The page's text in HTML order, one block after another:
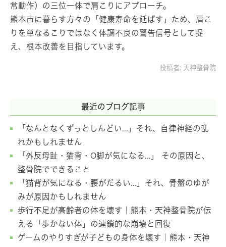
常動作）の三位一体で肩こりにアプローチ。
熊本市に暮らす方々の「健康寿命を延ばす」ため、肩こ
りを単なるこりではなく体調不良の警告信号として捉
え、根本改善を目指しています。
投稿者: 天神整骨院
最近のブログ記事
「なんとなくずっとしんどい...」それ、自律神経の乱
れかもしれません
「外反母趾・猫背・O脚が気になる...」 その原因と、
整骨院でできること
「猫背が気になる・腰がだるい...」それ、骨盤のゆが
みが原因かもしれません
歩行不足が高齢者の体を壊す｜熊本・天神整骨院が伝
える「歩かない体」の連鎖的な崩壊と回復
ゲームのやりすぎが子どもの身体を壊す｜熊本・天神